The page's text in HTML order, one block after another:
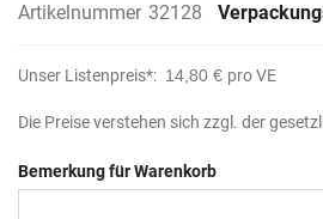
Artikelnummer 32128
Unser Listenpreis*: 14,80 € pro VE
Die Preise verstehen sich zzgl. der
Bemerkung für Warenkorb